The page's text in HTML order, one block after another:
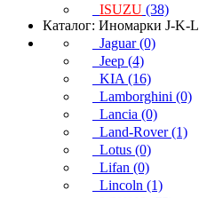
ISUZU (38)
Каталог: Иномарки J-K-L
Jaguar (0)
Jeep (4)
KIA (16)
Lamborghini (0)
Lancia (0)
Land-Rover (1)
Lotus (0)
Lifan (0)
Lincoln (1)